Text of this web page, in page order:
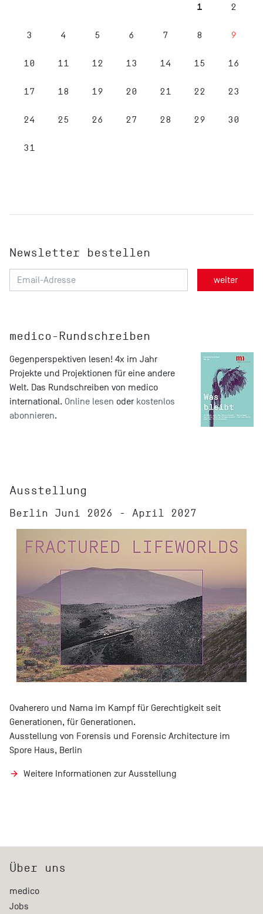
1 2
3 4 5 6 7 8 9
10 11 12 13 14 15 16
17 18 19 20 21 22 23
24 25 26 27 28 29 30
31
Newsletter bestellen
medico-Rundschreiben
Gegenperspektiven lesen! 4x im Jahr
Projekte und Projektionen für eine andere
Welt. Das Rundschreiben von medico
international. Online lesen oder kostenlos
abonnieren.
Ausstellung
Berlin Juni 2026 - April 2027
Ovaherero und Nama im Kampf für Gerechtigkeit seit
Generationen, für Generationen.
Ausstellung von Forensis und Forensic Architecture im
Spore Haus, Berlin
Weitere Informationen zur Ausstellung
Über uns
medico
Jobs